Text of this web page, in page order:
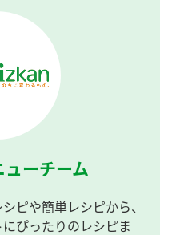
ューチーム
ピや簡単レシピから、
ぴったりのレシピま